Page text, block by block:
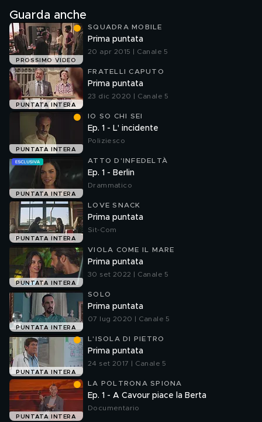
Guarda anche
PROSSIMO VIDEO
SQUADRA MOBILE
Prima puntata
20 apr 2015 | Canale 5
PUNTATA INTERA
FRATELLI CAPUTO
Prima puntata
23 dic 2020 | Canale 5
PUNTATA INTERA
IO SO CHI SEI
Ep. 1 - L' incidente
Poliziesco
PUNTATA INTERA
ATTO D'INFEDELTÀ
Ep. 1 - Berlin
Drammatico
PUNTATA INTERA
LOVE SNACK
Prima puntata
Sit-Com
PUNTATA INTERA
VIOLA COME IL MARE
Prima puntata
30 set 2022 | Canale 5
PUNTATA INTERA
SOLO
Prima puntata
07 lug 2020 | Canale 5
PUNTATA INTERA
L'ISOLA DI PIETRO
Prima puntata
24 set 2017 | Canale 5
PUNTATA INTERA
LA POLTRONA SPIONA
Ep. 1 - A Cavour piace la Berta
Documentario